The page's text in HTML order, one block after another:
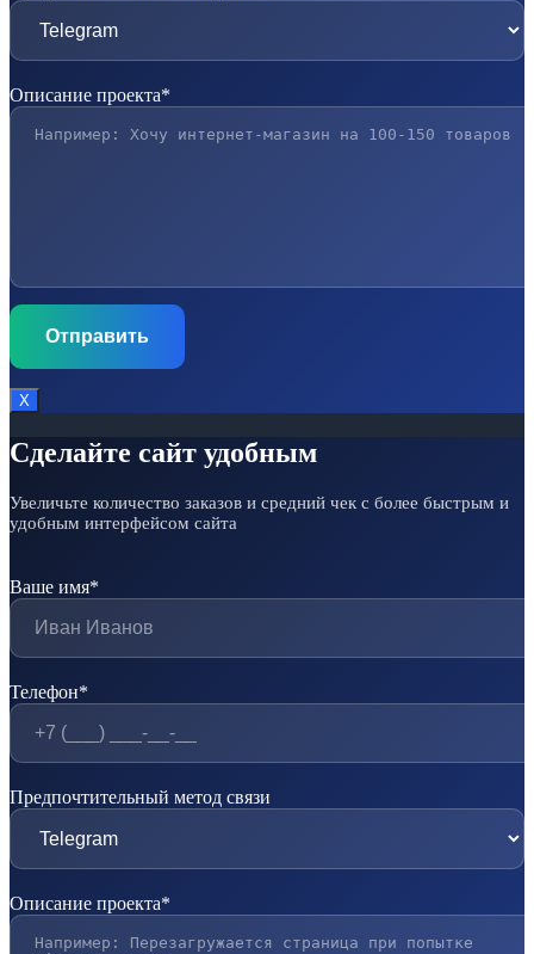
Описание проекта*
Х
Сделайте сайт удобным
Увеличьте количество заказов и средний чек с более быстрым и
удобным интерфейсом сайта
Ваше имя*
Телефон*
Предпочтительный метод связи
Описание проекта*